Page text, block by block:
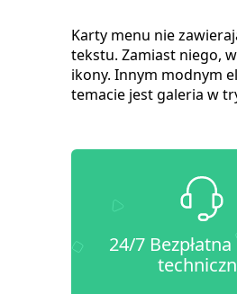
Karty menu nie
tekstu. Zamiast niego,
ikony. Innym modnym
temacie jest galeria w
24/7